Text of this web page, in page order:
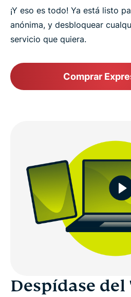
¡Y eso es todo! Ya está listo
anónima, y desbloquear
servicio que quiera.
Comprar
Despídase